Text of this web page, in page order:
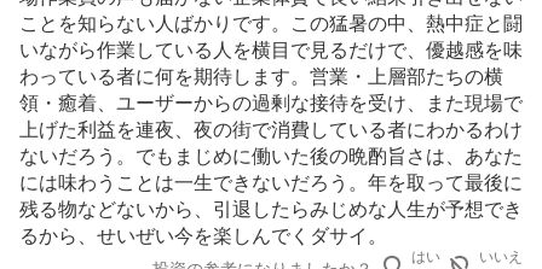
ことを知らない人ばかりです。この猛暑の中、熱中症と闘
いながら作業している人を横目で見るだけで、優越感を味
わっている者に何を期待します。営業・上層部たちの横
領・癒着、ユーザーからの過剰な接待を受け、また現場で
上げた利益を連夜、夜の街で消費している者にわかるわけ
ないだろう。でもまじめに働いた後の晩酌旨さは、あなた
には味わうことは一生できないだろう。年を取って最後に
残る物などないから、引退したらみじめな人生が予想でき
るから、せいぜい今を楽しんでくダサイ。
はい いいえ